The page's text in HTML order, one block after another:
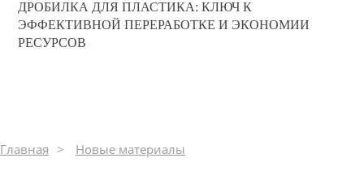
0
250
ДРОБИЛКА ДЛЯ ПЛАСТИКА: КЛЮЧ К
ЭФФЕКТИВНОЙ ПЕРЕРАБОТКЕ И ЭКОНОМИИ
РЕСУРСОВ
Главная Новые материалы